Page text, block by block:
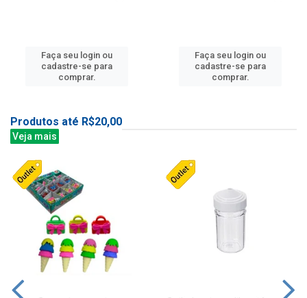
Faça seu login ou
cadastre-se para
comprar.
Faça seu login ou
cadastre-se para
comprar.
Produtos até R$20,00
Veja mais